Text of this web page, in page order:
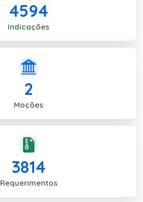
4594
Indicações
2
Moções
3814
Requerimentos